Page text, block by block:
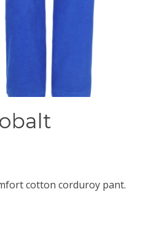
cotton corduroy pant.